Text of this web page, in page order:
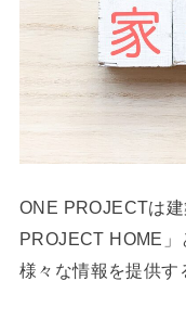
ONE PROJECTは
PROJECT HOME
様々な情報を提供す